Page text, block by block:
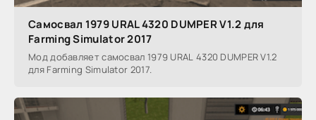
Самосвал 1979 URAL 4320 DUMPER V1.2 для
Farming Simulator 2017
Мод добавляет самосвал 1979 URAL 4320 DUMPER V1.2
для Farming Simulator 2017.